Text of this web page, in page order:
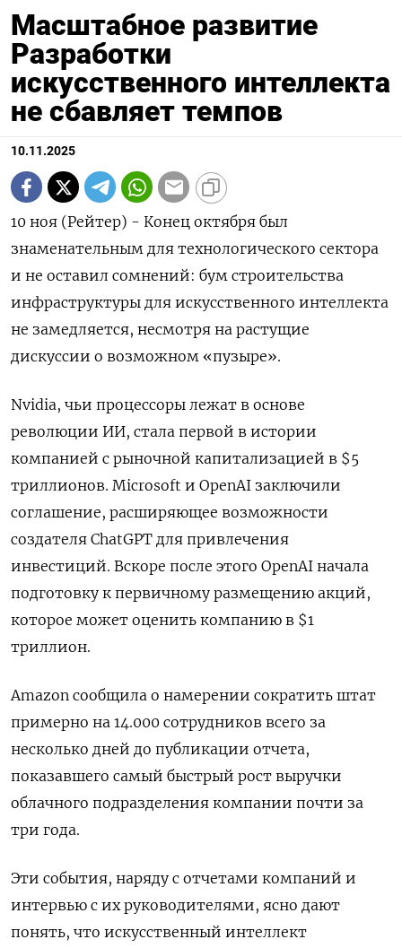
Масштабное развитие
Разработки
искусственного интеллекта
не сбавляет темпов
10.11.2025
10 ноя (Рейтер) - Конец октября был
знаменательным для технологического сектора
и не оставил сомнений: бум строительства
инфраструктуры для искусственного интеллекта
не замедляется, несмотря на растущие
дискуссии о возможном «пузыре».
Nvidia, чьи процессоры лежат в основе
революции ИИ, стала первой в истории
компанией с рыночной капитализацией в $5
триллионов. Microsoft и OpenAI заключили
соглашение, расширяющее возможности
создателя ChatGPT для привлечения
инвестиций. Вскоре после этого OpenAI начала
подготовку к первичному размещению акций,
которое может оценить компанию в $1
триллион.
Amazon сообщила о намерении сократить штат
примерно на 14.000 сотрудников всего за
несколько дней до публикации отчета,
показавшего самый быстрый рост выручки
облачного подразделения компании почти за
три года.
Эти события, наряду с отчетами компаний и
интервью с их руководителями, ясно дают
понять, что искусственный интеллект